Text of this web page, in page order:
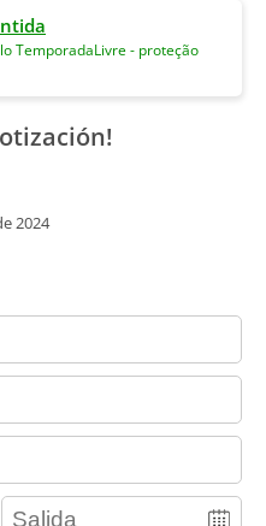
TemporadaLivre - proteção
2024